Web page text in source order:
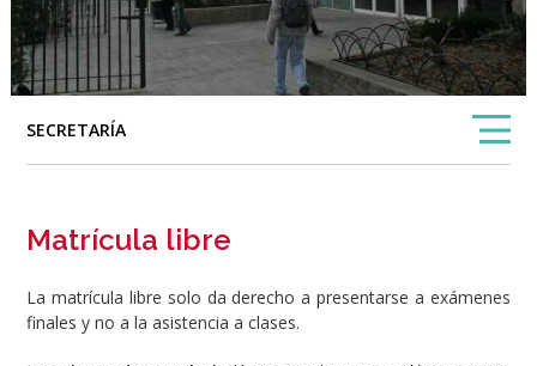
SECRETARÍA
Matrícula libre
La matrícula libre solo da derecho a presentarse a exámenes
finales y no a la asistencia a clases.